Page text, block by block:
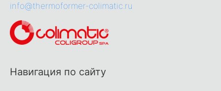
info@thermoformer-colimatic.ru
Навигация по сайту